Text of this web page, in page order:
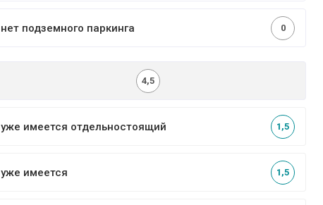
нет подземного паркинга 0
4,5
уже имеется отдельностоящий 1,5
уже имеется 1,5